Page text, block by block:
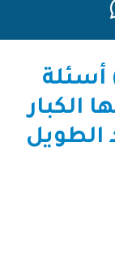
أسئلة
الكبار